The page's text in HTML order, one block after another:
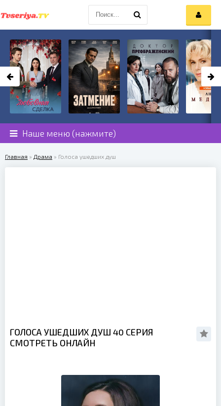
Наше меню (нажмите)
Главная » Драма » Голоса ушедших душ
ГОЛОСА УШЕДШИХ ДУШ 40 СЕРИЯ
СМОТРЕТЬ ОНЛАЙН